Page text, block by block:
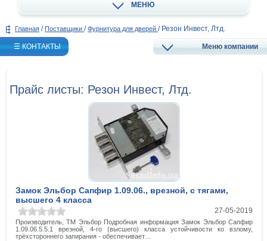
МЕНЮ
Главная / Поставщики / Фурнитура для дверей / Резон Инвест, Лтд.
☰ КОНТАКТЫ Меню компании
Прайс листы: Резон Инвест, Лтд.
Замок Эльбор Сапфир 1.09.06., врезной, с тягами,
высшего 4 класса
27-05-2019
Производитель, ТМ Эльбор Подробная информация Замок Эльбор Сапфир
1.09.06.5.5.1 врезной, 4-го (высшего) класса устойчивости ко взлому,
трёхстороннего запирания - обеспечивает…